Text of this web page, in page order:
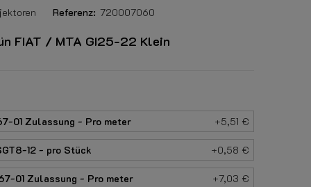
Referenz: 720007060
FIAT / MTA GI25-22 Klein
01 Zulassung - Pro meter +5,51 €
12 - pro Stück +0,58 €
01 Zulassung - Pro meter +7,03 €